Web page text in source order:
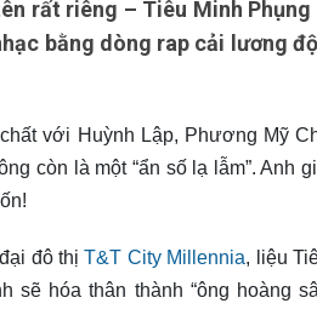
rất riêng – Tiêu Minh Phụng
bằng dòng rap cải lương
với Huỳnh Lập, Phương Mỹ
còn là một “ẩn số lạ lẫm”. Anh
đô thịT&T City Millennia, liệu
sẽ hóa thân thành “ông hoàng